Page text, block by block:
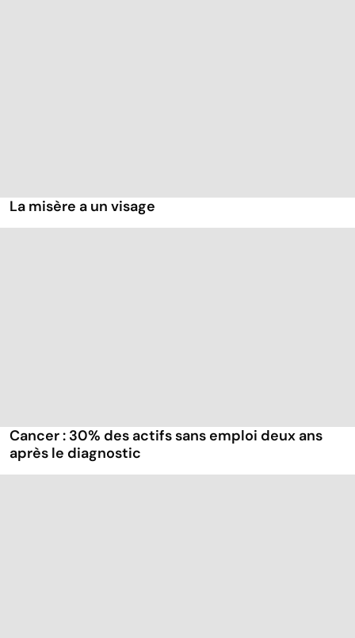
La misère a un visage
Cancer : 30% des actifs sans emploi deux ans
après le diagnostic